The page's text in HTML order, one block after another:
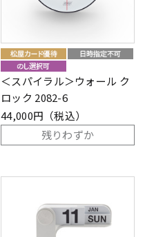
＜スパイラル＞ウォール ク
ロック 2082-6
44,000円（税込）
残りわずか